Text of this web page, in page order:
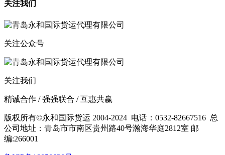
关注我们
关注公众号
关注我们
精诚合作 / 强强联合 / 互惠共赢
版权所有©永和国际货运 2004-2024 电话：0532-82667516 总
公司地址：青岛市市南区贵州路40号瀚海华庭2812室 邮
编:266001